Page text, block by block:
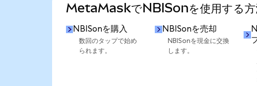
MetaMaskでNBISonを使用する方
NBISonを購入
数回のタップで始め
られます。
NBISonを売却
NBISonを現金に交換
します。